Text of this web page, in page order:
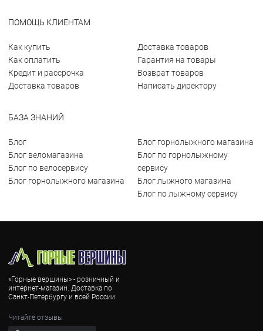
ПОМОЩЬ КЛИЕНТАМ
Как купить
Как оплатить
Кредит и рассрочка
Доставка товаров
Доставка товаров
Гарантия на товары
Возврат товаров
Написать директору
БАЗА ЗНАНИЙ
Блог
Блог веломагазина
Блог по велосервису
Блог горнолыжного магазина
Блог горнолыжного магазина
Блог по горнолыжному
сервису
Блог лыжного магазина
Блог по лыжному сервису
«Горные вершины» - розничный и
интернет-магазин. Доставка по
Санкт-Петербургу и всей России.
Читайте отзывы